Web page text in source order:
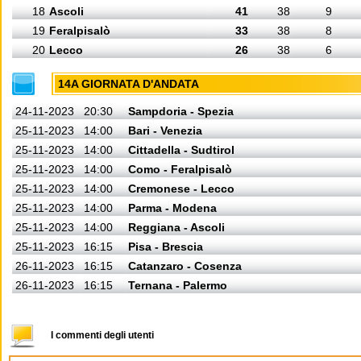
18 Ascoli 41 38
9
19 Feralpisalò 33 38
8
20 Lecco 26 38 6
14A GIORNATA D'ANDATA
24-11-2023 20:30
Sampdoria - Spezia
25-11-2023
14:00
Bari - Venezia
25-11-2023
14:00
Cittadella - Sudtirol
25-11-2023
14:00
Como - Feralpisalò
25-11-2023
14:00
Cremonese - Lecco
25-11-2023
14:00
Parma - Modena
25-11-2023
14:00
Reggiana - Ascoli
25-11-2023
16:15
Pisa - Brescia
26-11-2023
16:15
Catanzaro - Cosenza
26-11-2023
16:15 Ternana - Palermo
I commenti degli utenti